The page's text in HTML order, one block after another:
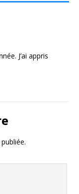
J’ai appris